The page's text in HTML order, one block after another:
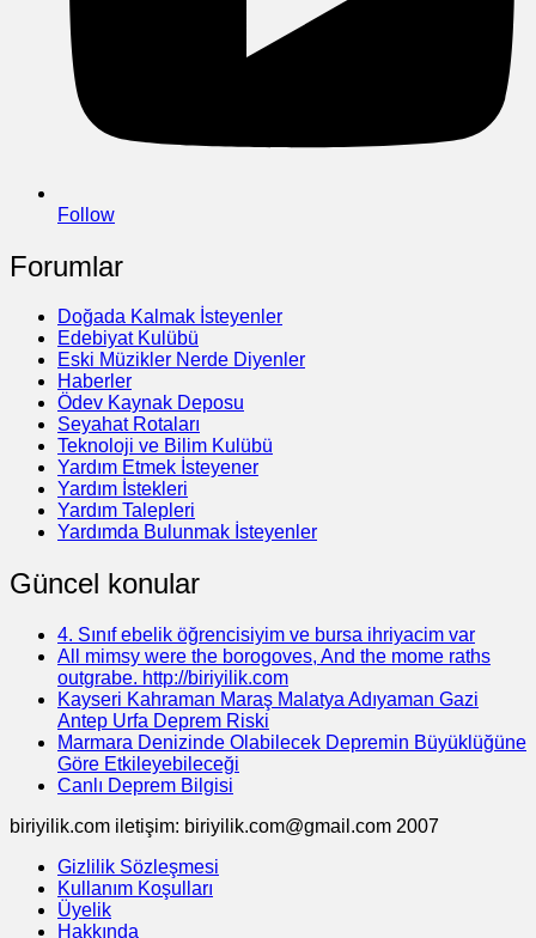
Follow
Forumlar
Doğada Kalmak İsteyenler
Edebiyat Kulübü
Eski Müzikler Nerde Diyenler
Haberler
Ödev Kaynak Deposu
Seyahat Rotaları
Teknoloji ve Bilim Kulübü
Yardım Etmek İsteyener
Yardım İstekleri
Yardım Talepleri
Yardımda Bulunmak İsteyenler
Güncel konular
4. Sınıf ebelik öğrencisiyim ve bursa ihriyacim var
All mimsy were the borogoves, And the mome raths
outgrabe. http://biriyilik.com
Kayseri Kahraman Maraş Malatya Adıyaman Gazi
Antep Urfa Deprem Riski
Marmara Denizinde Olabilecek Depremin Büyüklüğüne
Göre Etkileyebileceği
Canlı Deprem Bilgisi
biriyilik.com iletişim: biriyilik.com@gmail.com 2007
Gizlilik Sözleşmesi
Kullanım Koşulları
Üyelik
Hakkında